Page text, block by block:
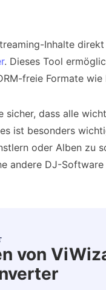
Inhalte
. Dieses Tool
freie Formate
sicher, dass alle
ist besonders
oder Alben zu
andere DJ-
von